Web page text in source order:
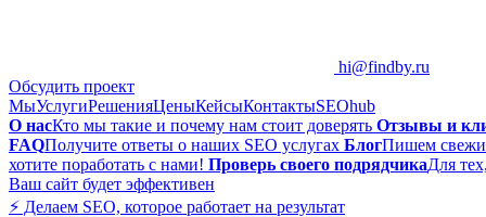
hi@findby.ru
Обсудить проект
МыУслугиРешенияЦеныКейсыКонтактыSEOhub
О насКто мы такие и почему нам стоит доверять Отзывы и
FAQПолучите ответы о наших SEO услугах БлогПишем
хотите поработать с нами! Проверь своего подрядчикаДля
Ваш сайт будет эффективен
⚡ Делаем SEO, которое работает на результат